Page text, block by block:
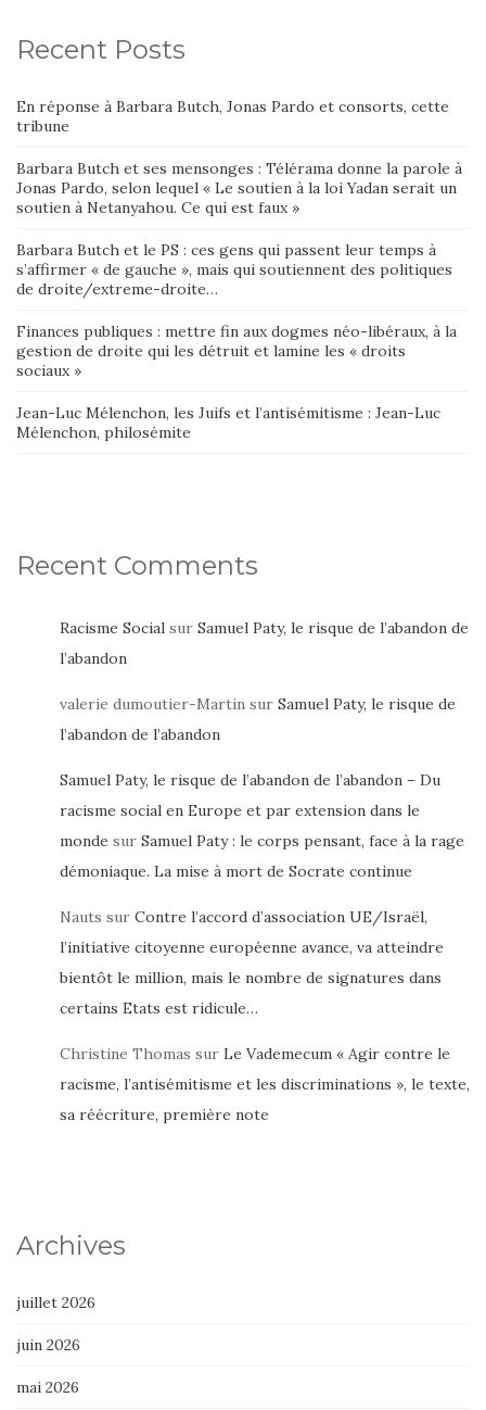
Recent Posts
En réponse à Barbara Butch, Jonas Pardo et consorts, cette
tribune
Barbara Butch et ses mensonges : Télérama donne la parole à
Jonas Pardo, selon lequel « Le soutien à la loi Yadan serait un
soutien à Netanyahou. Ce qui est faux »
Barbara Butch et le PS : ces gens qui passent leur temps à
s’affirmer « de gauche », mais qui soutiennent des politiques
de droite/extreme-droite…
Finances publiques : mettre fin aux dogmes néo-libéraux, à la
gestion de droite qui les détruit et lamine les « droits
sociaux »
Jean-Luc Mélenchon, les Juifs et l’antisémitisme : Jean-Luc
Mélenchon, philosémite
Recent Comments
Racisme Social sur Samuel Paty, le risque de l’abandon de
l’abandon
valerie dumoutier-Martin sur Samuel Paty, le risque de
l’abandon de l’abandon
Samuel Paty, le risque de l’abandon de l’abandon – Du
racisme social en Europe et par extension dans le
monde sur Samuel Paty : le corps pensant, face à la rage
démoniaque. La mise à mort de Socrate continue
Nauts sur Contre l’accord d’association UE/Israël,
l’initiative citoyenne européenne avance, va atteindre
bientôt le million, mais le nombre de signatures dans
certains Etats est ridicule…
Christine Thomas sur Le Vademecum « Agir contre le
racisme, l’antisémitisme et les discriminations », le texte,
sa réécriture, première note
Archives
juillet 2026
juin 2026
mai 2026